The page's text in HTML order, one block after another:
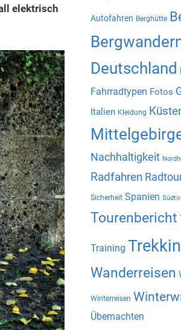
elektrisch
Autofahren Berghütte
Deutschland
Fahrradtypen Fotos
Italien Kleidung
Nachhaltigkeit
Radfahren
Sicherheit Spanien
Tourenbericht
Training
Wanderreisen
Winterreisen
Übernachten